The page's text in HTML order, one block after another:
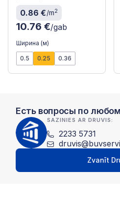
0.86 €/m2
10.76 €/gab
Ширина (м)
0.5 0.25 0.36
Есть вопросы по
SAZINIES AR DRUVIS:
2233 5731
Zvanīt